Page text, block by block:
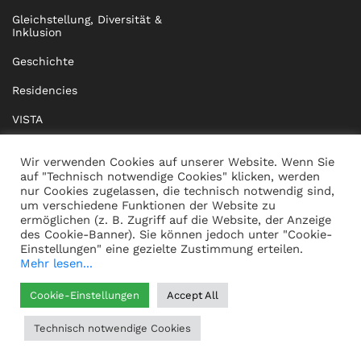
Gleichstellung, Diversität &
Inklusion
Geschichte
Residencies
VISTA
BRIDGE Network
Dokumente
KONTAKT
WHISTLEBLOWING
HILFE
IMPRESSUM
DATENSCHUTZ
AGB
Wir verwenden Cookies auf unserer Website. Wenn Sie
auf "Technisch notwendige Cookies" klicken, werden
nur Cookies zugelassen, die technisch notwendig sind,
um verschiedene Funktionen der Website zu
ermöglichen (z. B. Zugriff auf die Website, der Anzeige
des Cookie-Banner). Sie können jedoch unter "Cookie-
Einstellungen" eine gezielte Zustimmung erteilen.
Mehr lesen...
Cookie-Einstellungen Accept All
Technisch notwendige Cookies